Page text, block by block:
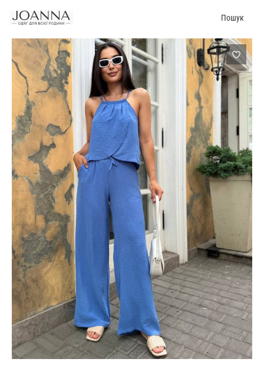
Пошук